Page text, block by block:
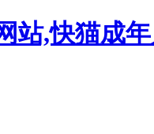
站,快猫成